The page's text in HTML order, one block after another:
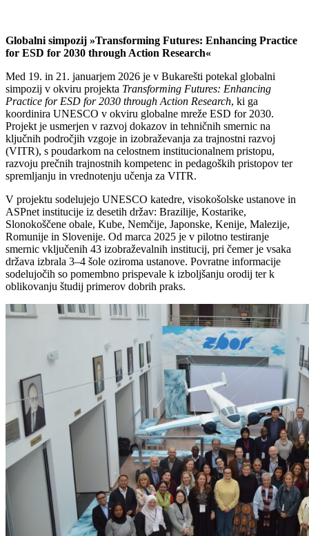
Globalni simpozij »Transforming Futures: Enhancing Practice
for ESD for 2030 through Action Research«
Med 19. in 21. januarjem 2026 je v Bukarešti potekal globalni
simpozij v okviru projekta Transforming Futures: Enhancing
Practice for ESD for 2030 through Action Research, ki ga
koordinira UNESCO v okviru globalne mreže ESD for 2030.
Projekt je usmerjen v razvoj dokazov in tehničnih smernic na
ključnih področjih vzgoje in izobraževanja za trajnostni razvoj
(VITR), s poudarkom na celostnem institucionalnem pristopu,
razvoju prečnih trajnostnih kompetenc in pedagoških pristopov ter
spremljanju in vrednotenju učenja za VITR.
V projektu sodelujejo UNESCO katedre, visokošolske ustanove in
ASPnet institucije iz desetih držav: Brazilije, Kostarike,
Slonokoščene obale, Kube, Nemčije, Japonske, Kenije, Malezije,
Romunije in Slovenije. Od marca 2025 je v pilotno testiranje
smernic vključenih 43 izobraževalnih institucij, pri čemer je vsaka
država izbrala 3–4 šole oziroma ustanove. Povratne informacije
sodelujočih so pomembno prispevale k izboljšanju orodij ter k
oblikovanju študij primerov dobrih praks.